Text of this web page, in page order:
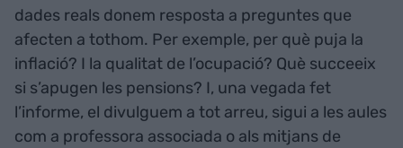
dades reals donem resposta a preguntes que
afecten a tothom. Per exemple, per què puja la
inflació? I la qualitat de l’ocupació? Què succeeix
si s’apugen les pensions? I, una vegada fet
l’informe, el divulguem a tot arreu, sigui a les aules
com a professora associada o als mitjans de